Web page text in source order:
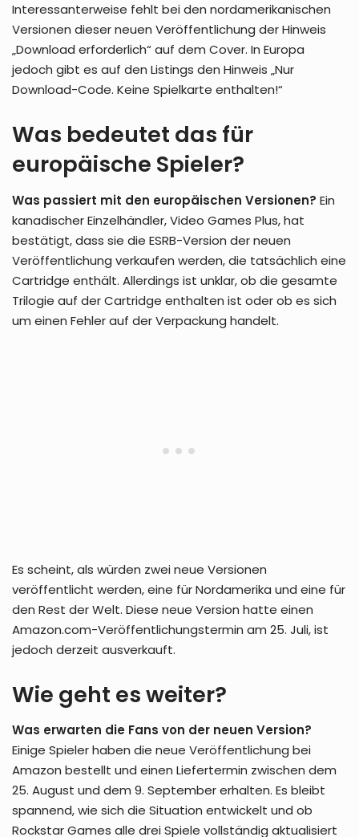
Interessanterweise fehlt bei den nordamerikanischen
Versionen dieser neuen Veröffentlichung der Hinweis
„Download erforderlich“ auf dem Cover. In Europa
jedoch gibt es auf den Listings den Hinweis „Nur
Download-Code. Keine Spielkarte enthalten!“
Was bedeutet das für
europäische Spieler?
Was passiert mit den europäischen Versionen? Ein
kanadischer Einzelhändler, Video Games Plus, hat
bestätigt, dass sie die ESRB-Version der neuen
Veröffentlichung verkaufen werden, die tatsächlich eine
Cartridge enthält. Allerdings ist unklar, ob die gesamte
Trilogie auf der Cartridge enthalten ist oder ob es sich
um einen Fehler auf der Verpackung handelt.
Es scheint, als würden zwei neue Versionen
veröffentlicht werden, eine für Nordamerika und eine für
den Rest der Welt. Diese neue Version hatte einen
Amazon.com-Veröffentlichungstermin am 25. Juli, ist
jedoch derzeit ausverkauft.
Wie geht es weiter?
Was erwarten die Fans von der neuen Version?
Einige Spieler haben die neue Veröffentlichung bei
Amazon bestellt und einen Liefertermin zwischen dem
25. August und dem 9. September erhalten. Es bleibt
spannend, wie sich die Situation entwickelt und ob
Rockstar Games alle drei Spiele vollständig aktualisiert